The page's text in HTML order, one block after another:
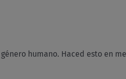
humano. Haced esto en